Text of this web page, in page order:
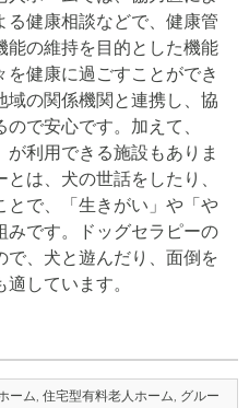
る健康相談などで、健康管
能の維持を目的とした機能
健康に過ごすことができ
域の関係機関と連携し、協
で安心です。加えて、
が利用できる施設もありま
は、犬の世話をしたり、
とで、「生きがい」や「や
みです。ドッグセラピーの
、犬と遊んだり、面倒を
しています。
ーム, 住宅型有料老人ホーム, グルー